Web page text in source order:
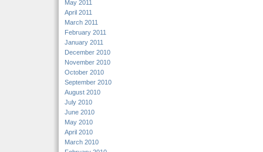
May 2011
April 2011
March 2011
February 2011
January 2011
December 2010
November 2010
October 2010
September 2010
August 2010
July 2010
June 2010
May 2010
April 2010
March 2010